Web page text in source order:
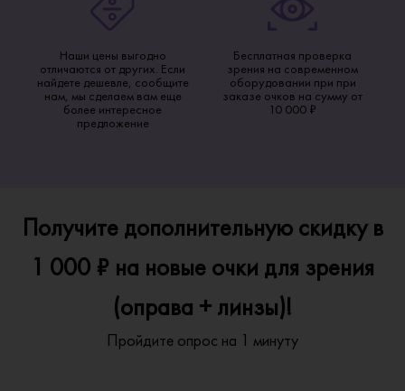
Наши цены выгодно
отличаются от других. Если
найдете дешевле, сообщите
нам, мы сделаем вам еще
более интересное
предложение
Бесплатная проверка
зрения на современном
оборудовании при при
заказе очков на сумму от
10 000 ₽
Получите дополнительную скидку в
1 000 ₽ на новые очки для зрения
(оправа + линзы)!
Пройдите опрос на 1 минуту